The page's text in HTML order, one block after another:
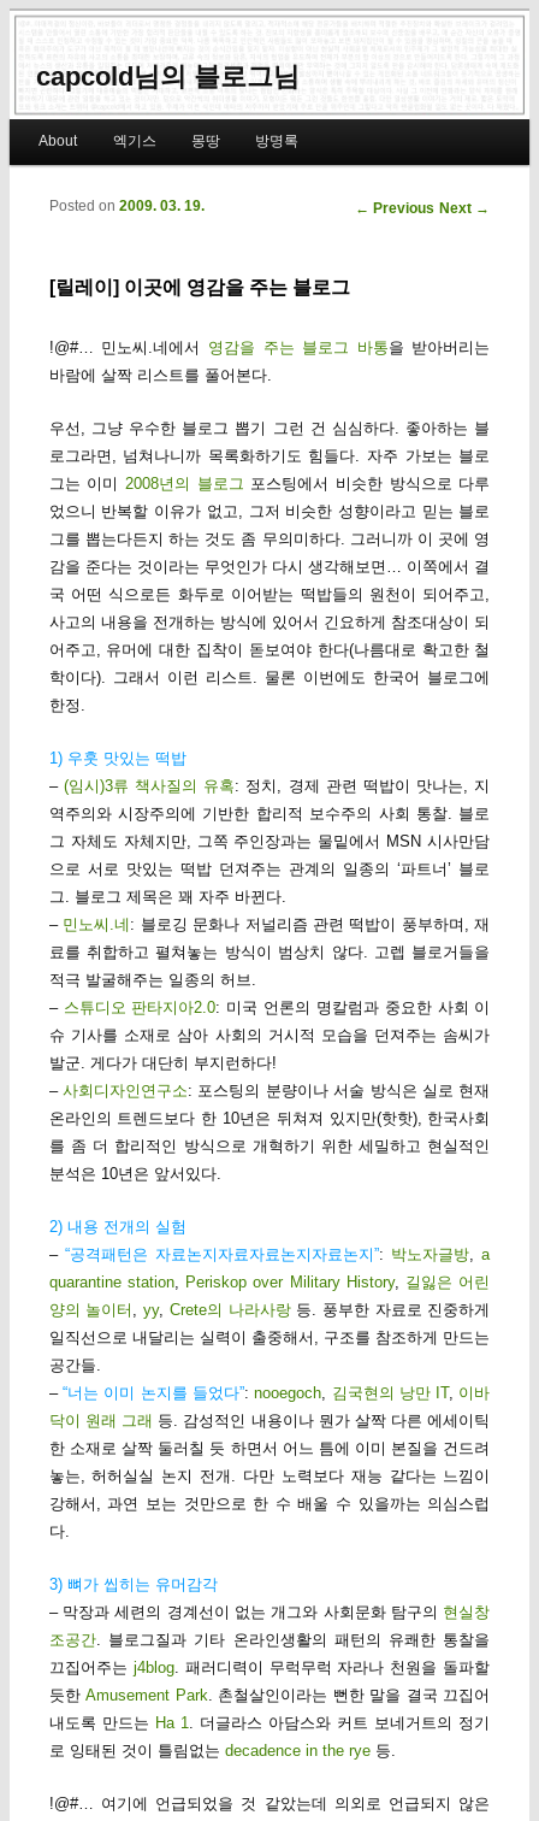
capcold님의 블로그님
Skip to primary content
Skip to secondary content
About 엑기스 몽땅 방명록
Post navigation
← Previous Next →
[릴레이] 이곳에 영감을 주는 블로그
Posted on 2009. 03. 19.
!@#… 민노씨.네에서 영감을 주는 블로그 바통을 받아버리는
바람에 살짝 리스트를 풀어본다.
우선, 그냥 우수한 블로그 뽑기 그런 건 심심하다. 좋아하는 블
로그라면, 넘쳐나니까 목록화하기도 힘들다. 자주 가보는 블로
그는 이미 2008년의 블로그 포스팅에서 비슷한 방식으로 다루
었으니 반복할 이유가 없고, 그저 비슷한 성향이라고 믿는 블로
그를 뽑는다든지 하는 것도 좀 무의미하다. 그러니까 이 곳에 영
감을 준다는 것이라는 무엇인가 다시 생각해보면… 이쪽에서 결
국 어떤 식으로든 화두로 이어받는 떡밥들의 원천이 되어주고,
사고의 내용을 전개하는 방식에 있어서 긴요하게 참조대상이 되
어주고, 유머에 대한 집착이 돋보여야 한다(나름대로 확고한 철
학이다). 그래서 이런 리스트. 물론 이번에도 한국어 블로그에
한정.
1) 우훗 맛있는 떡밥
– (임시)3류 책사질의 유혹: 정치, 경제 관련 떡밥이 맛나는, 지
역주의와 시장주의에 기반한 합리적 보수주의 사회 통찰. 블로
그 자체도 자체지만, 그쪽 주인장과는 물밑에서 MSN 시사만담
으로 서로 맛있는 떡밥 던져주는 관계의 일종의 ‘파트너’ 블로
그. 블로그 제목은 꽤 자주 바뀐다.
– 민노씨.네 : 블로깅 문화나 저널리즘 관련 떡밥이 풍부하며, 재
료를 취합하고 펼쳐놓는 방식이 범상치 않다. 고렙 블로거들을
적극 발굴해주는 일종의 허브.
– 스튜디오 판타지아2.0: 미국 언론의 명칼럼과 중요한 사회 이
슈 기사를 소재로 삼아 사회의 거시적 모습을 던져주는 솜씨가
발군. 게다가 대단히 부지런하다!
–사회디자인연구소: 포스팅의 분량이나 서술 방식은 실로 현재
온라인의 트렌드보다 한 10년은 뒤쳐져 있지만(핫핫), 한국사회
를 좀 더 합리적인 방식으로 개혁하기 위한 세밀하고 현실적인
분석은 10년은 앞서있다.
2) 내용 전개의 실험
– “공격패턴은 자료논지자료자료논지자료논지”: 박노자글방,a
quarantine station, Periskop over Military History, 길잃은 어린
양의 놀이터 ,yy, Crete의 나라사랑등. 풍부한 자료로 진중하게
일직선으로 내달리는 실력이 출중해서, 구조를 참조하게 만드는
공간들.
– “너는 이미 논지를 들었다”:nooegoch, 김국현의 낭만 IT, 이바
닥이 원래 그래 등. 감성적인 내용이나 뭔가 살짝 다른 에세이틱
한 소재로 살짝 둘러칠 듯 하면서 어느 틈에 이미 본질을 건드려
놓는, 허허실실 논지 전개. 다만 노력보다 재능 같다는 느낌이
강해서, 과연 보는 것만으로 한 수 배울 수 있을까는 의심스럽
다.
3) 뼈가 씹히는 유머감각
– 막장과 세련의 경계선이 없는 개그와 사회문화 탐구의 현실창
조공간. 블로그질과 기타 온라인생활의 패턴의 유쾌한 통찰을
끄집어주는 j4blog. 패러디력이 무럭무럭 자라나 천원을 돌파할
듯한Amusement Park. 촌철살인이라는 뻔한 말을 결국 끄집어
내도록 만드는 Ha 1. 더글라스 아담스와 커트 보네거트의 정기
로 잉태된 것이 틀림없는 decadence in the rye등.
!@#… 여기에 언급되었을 것 같았는데 의외로 언급되지 않은